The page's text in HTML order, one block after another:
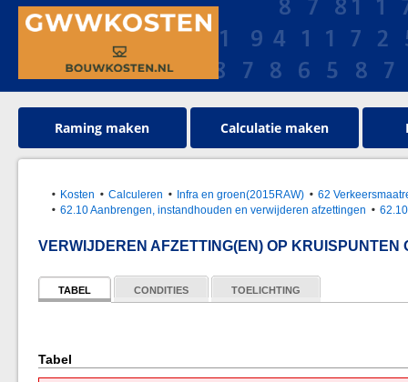
Raming maken Calculatie maken
Kosten Calculeren Infra en groen(2015RAW)
62
62.10 Aanbrengen, instandhouden en verwijderen afzettingen
VERWIJDEREN AFZETTING(EN) OP KRUISPUNTEN
TABEL CONDITIES TOELICHTING
Tabel